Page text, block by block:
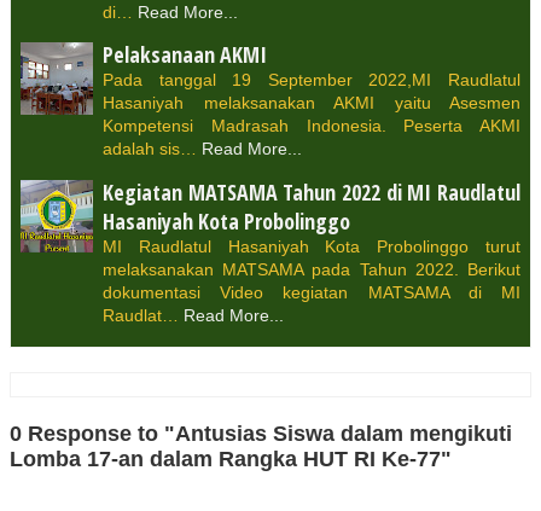
di…
Read More...
Pelaksanaan AKMI
Pada tanggal 19 September 2022,MI Raudlatul
Hasaniyah melaksanakan AKMI yaitu Asesmen
Kompetensi Madrasah Indonesia. Peserta AKMI
adalah sis… Read More...
Kegiatan MATSAMA Tahun 2022 di MI Raudlatul
Hasaniyah Kota Probolinggo
MI Raudlatul Hasaniyah Kota Probolinggo turut
melaksanakan MATSAMA pada Tahun 2022. Berikut
dokumentasi Video kegiatan MATSAMA di MI
Raudlat…
Read More...
0 Response to "Antusias Siswa dalam mengikuti
Lomba 17-an dalam Rangka HUT RI Ke-77"